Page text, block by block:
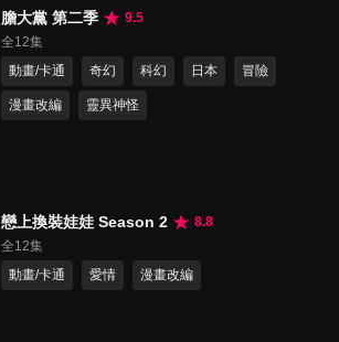
膽大黨 第二季
9.5
全12集
動畫/卡通
奇幻 科幻 日本 冒險
漫畫改編 靈異神怪
戀上換裝娃娃 Season 2
8.8
全12集
動畫/卡通
愛情 漫畫改編